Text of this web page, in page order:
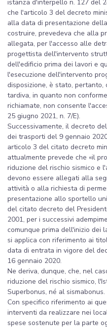
istanza d'interpello n. 127 del
che l'articolo 3 del decreto
alla data di presentazione
costruire, prevedeva che alla
allegata, per l'accesso alle
progettista dell'intervento
dell'edificio prima dei lavori e
l'esecuzione dell'intervento
disposizione, è stato,
tardiva, in quanto non
richiamate, non consente
25 giugno 2021, n. 7/E).
Successivamente, il decreto
dei trasporti del 9 gennaio
articolo 3 del citato decreto
attualmente prevede che «il
riduzione del rischio sismico e
devono essere allegati alla
attività o alla richiesta di
presentazione allo sportello
del citato decreto del
2001, per i successivi
comunque prima dell'inizio dei
si applica con riferimento ai
data di entrata in vigore del
16 gennaio 2020.
Ne deriva, dunque, che, nel
riduzione del rischio sismico,
Superbonus, né al sismabonus.
Con specifico riferimento ai
interventi da realizzare nei
spese sostenute per la parte